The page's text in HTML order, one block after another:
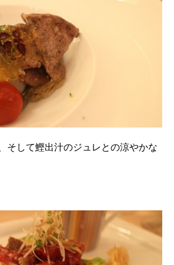
そして鰹出汁のジュレとの涼やかな